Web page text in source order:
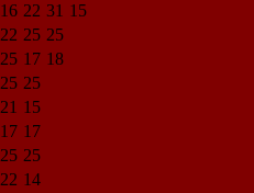
16 22 31 15
22 25 25
25 17 18
25 25
21 15
17 17
25 25
22 14